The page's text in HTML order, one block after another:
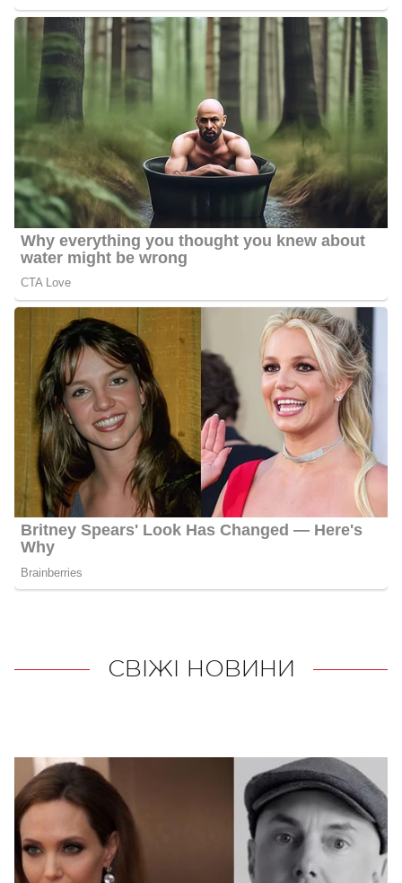
СВІЖІ НОВИНИ